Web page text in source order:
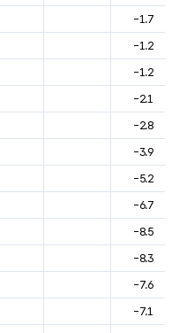
-1.7
-1.2
-1.2
-2.1
-2.8
-3.9
-5.2
-6.7
-8.5
-8.3
-7.6
-7.1